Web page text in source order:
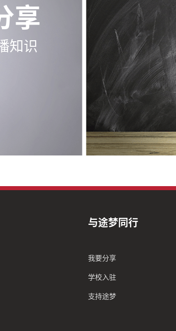
享
知识
与途梦同行
我要分享
学校入驻
支持途梦